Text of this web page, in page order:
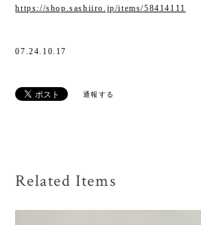
https://shop.sashiiro.jp/items/58414111
07.24.10.17
通報する
Related Items